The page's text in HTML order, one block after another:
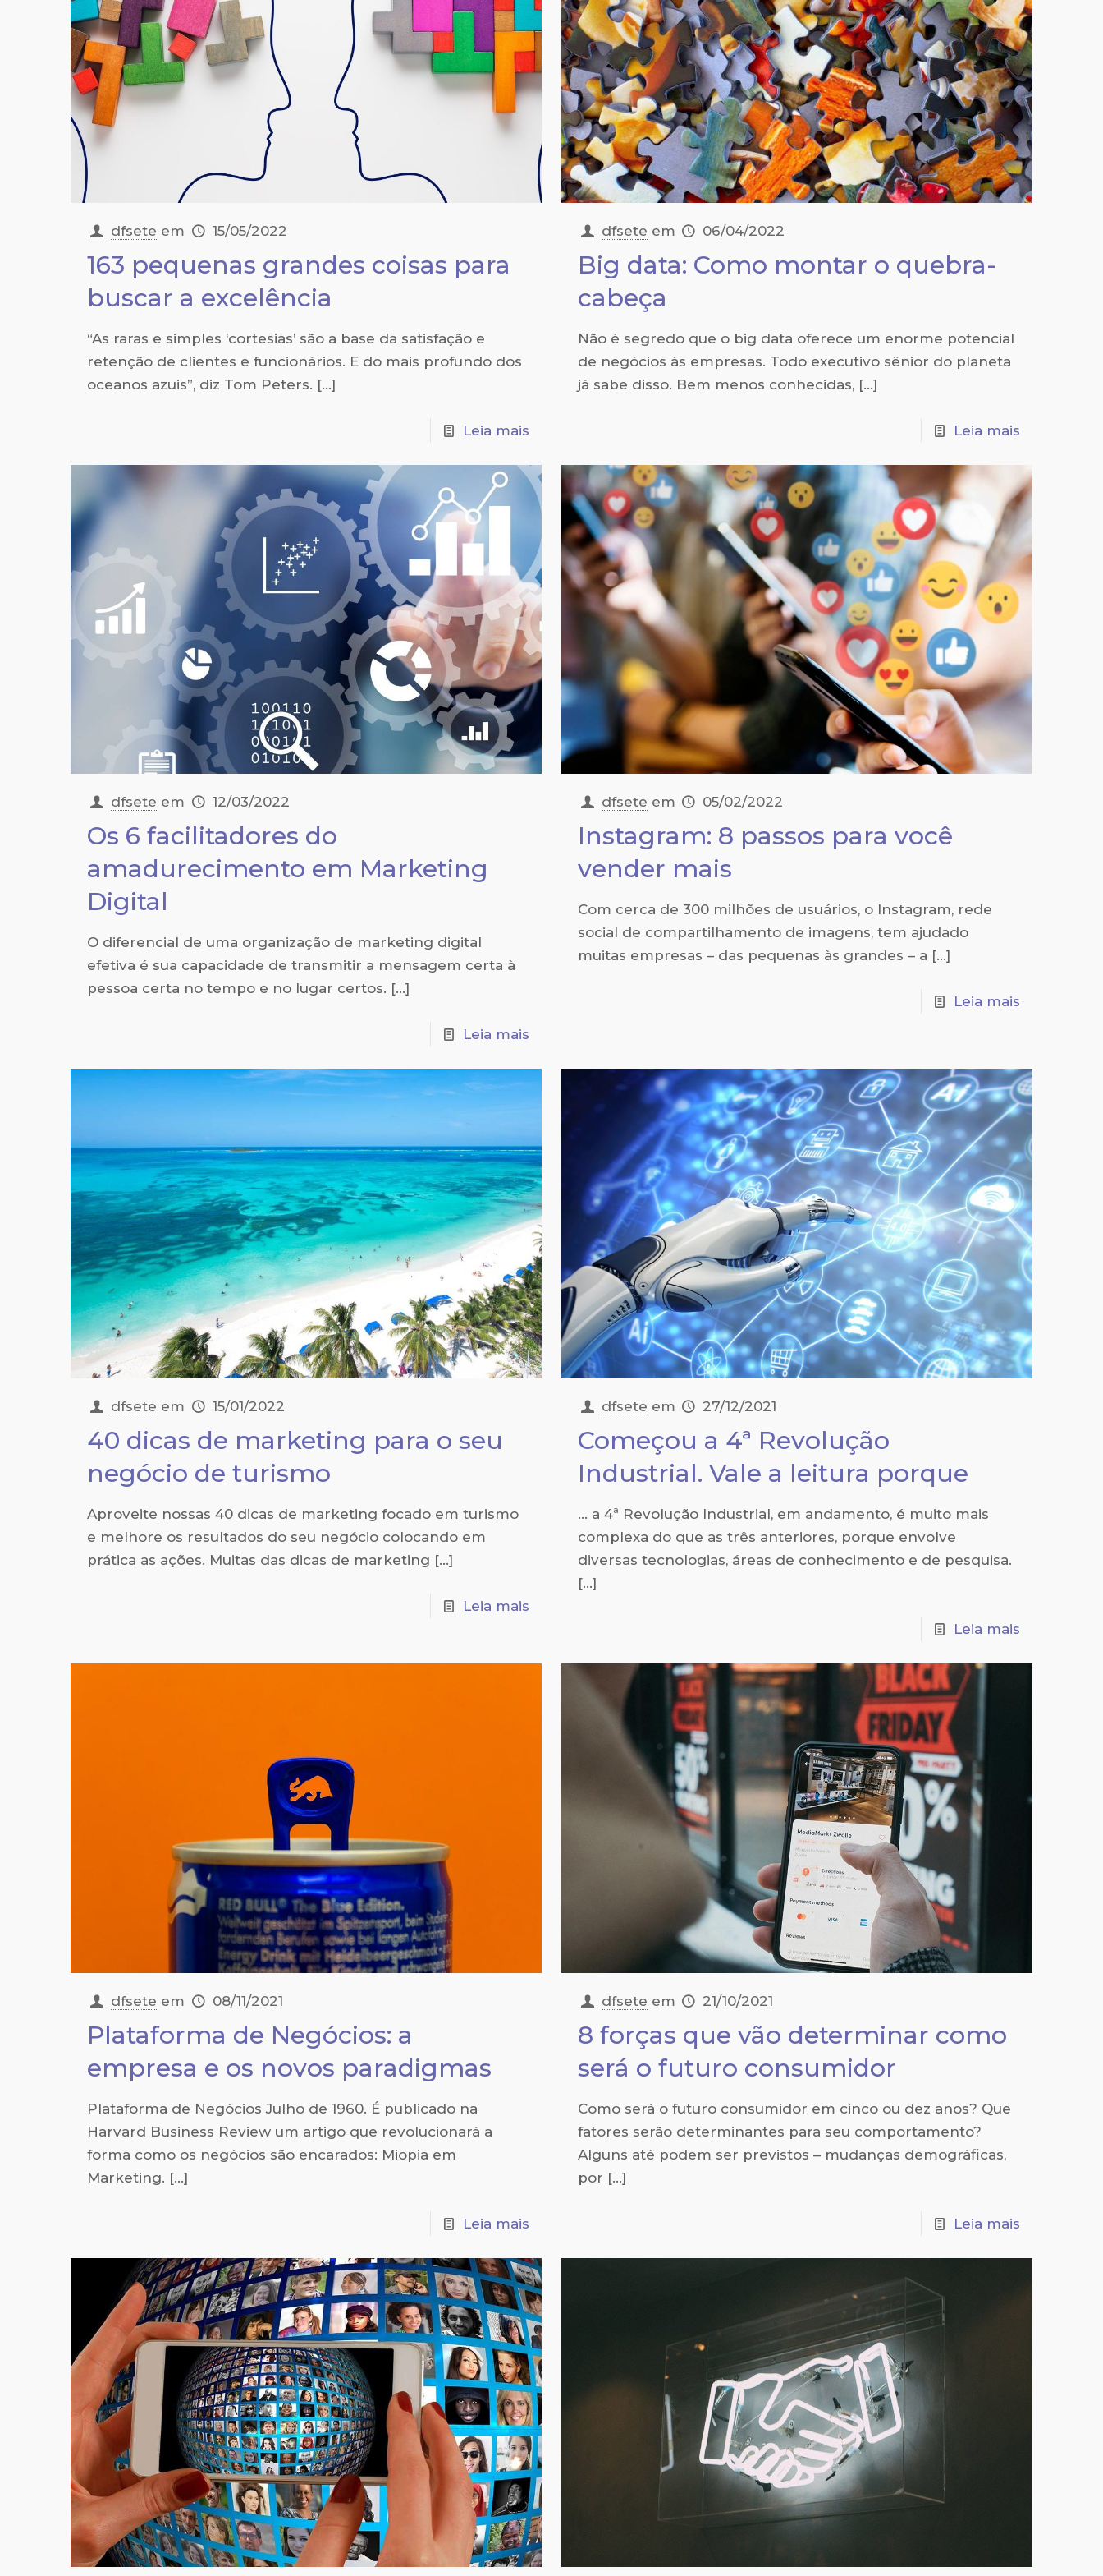
dfsete em 15/05/2022
163 pequenas grandes coisas para
buscar a excelência
“As raras e simples ‘cortesias’ são a base da satisfação e
retenção de clientes e funcionários. E do mais profundo dos
ocea­nos azuis”, diz Tom Peters. […]
Leia mais
dfsete em 06/04/2022
Big data: Como montar o quebra-
cabeça
Não é segredo que o big data oferece um enorme potencial
de negócios às empresas. Todo executivo sênior do planeta
já sabe disso. Bem menos conhecidas,[…]
Leia mais
dfsete em 12/03/2022
Os 6 facilitadores do
amadurecimento em Marketing
Digital
O diferencial de uma organização de marketing digital
efetiva é sua capacidade de transmitir a mensagem certa à
pessoa certa no tempo e no lugar certos. […]
Leia mais
dfsete em 05/02/2022
Instagram: 8 passos para você
vender mais
Com cerca de 300 milhões de usuários, o Instagram, rede
social de compartilhamento de imagens, tem ajudado
muitas empresas – das pequenas às grandes – a […]
Leia mais
dfsete em 15/01/2022
40 dicas de marketing para o seu
negócio de turismo
Aproveite nossas 40 dicas de marketing focado em turismo
e melhore os resultados do seu negócio colocando em
prática as ações. Muitas das dicas de marketing […]
Leia mais
dfsete em 27/12/2021
Começou a 4ª Revolução
Industrial. Vale a leitura porque
… a 4ª Revolução Industrial, em andamento, é muito mais
complexa do que as três anteriores, porque envolve
diversas tecnologias, áreas de conhecimento e de pesquisa.
[…]
Leia mais
dfsete em 08/11/2021
Plataforma de Negócios: a
empresa e os novos paradigmas
Plataforma de Negócios Julho de 1960. É publicado na
Harvard Business Review um artigo que revolucionará a
forma como os negócios são encarados: Miopia em
Marketing. […]
Leia mais
dfsete em 21/10/2021
8 forças que vão determinar como
será o futuro consumidor
Como será o futuro consumidor em cinco ou dez anos? Que
fatores serão determinantes para seu comportamento?
Alguns até podem ser previstos – mudanças demográficas,
por […]
Leia mais